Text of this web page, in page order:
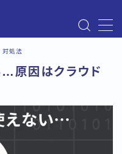
ー対処法まとめ
処法
原因はクラウド